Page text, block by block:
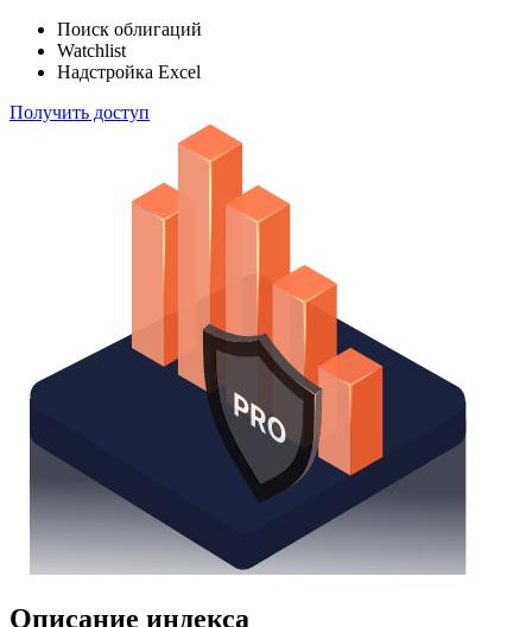
Поиск облигаций
Watchlist
Надстройка Excel
Получить доступ
Описание индекса